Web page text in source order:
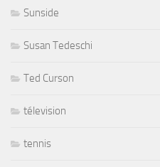
Sunside
Susan Tedeschi
Ted Curson
télevision
tennis